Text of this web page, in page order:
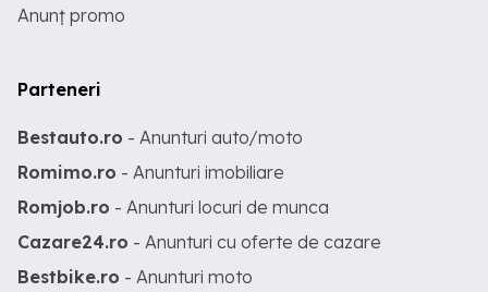
Anunț promo
Parteneri
Bestauto.ro - Anunturi auto/moto
Romimo.ro - Anunturi imobiliare
Romjob.ro - Anunturi locuri de munca
Cazare24.ro - Anunturi cu oferte de cazare
Bestbike.ro - Anunturi moto